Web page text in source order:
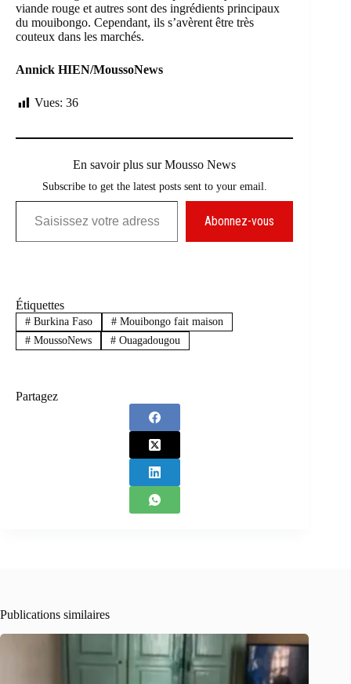
viande rouge et autres sont des ingrédients principaux
du mouibongo. Cependant, ils s’avèrent être très
couteux dans les marchés.
Annick HIEN/MoussoNews
Vues: 36
En savoir plus sur Mousso News
Subscribe to get the latest posts sent to your email.
Saisissez votre adresse e-mail…
Abonnez-vous
Étiquettes
#Burkina Faso #Mouibongo fait maison
#MoussoNews #Ouagadougou
Partagez
Publications similaires